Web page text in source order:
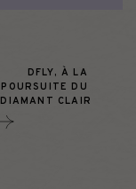
DFLY, À LA
POURSUITE DU
DIAMANT CLAIR